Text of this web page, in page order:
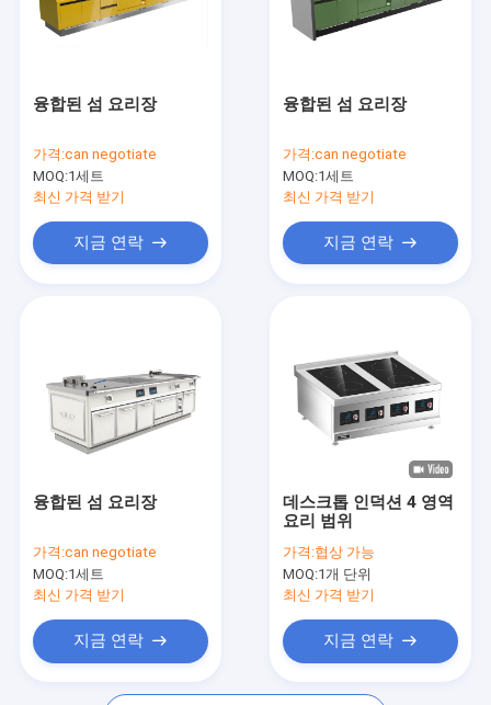
비디오
우리 에 관한 것
저희와 연락
뉴스
융합된 섬 요리장
가격:can negotiate
MOQ:1세트
최신 가격 받기
지금 연락
융합된 섬 요리장
가격:can negotiate
MOQ:1세트
최신 가격 받기
지금 연락
융합된 섬 요리장
가격:can negotiate
MOQ:1세트
최신 가격 받기
지금 연락
데스크톱 인덕션 4 영역
요리 범위
가격:협상 가능
MOQ:1개 단위
최신 가격 받기
지금 연락